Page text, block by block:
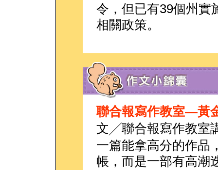
令，但已有39個州實
相關政策。
聯合報寫作教室—黃
文╱聯合報寫作教室
一篇能拿高分的作品
帳，而是一部有高潮